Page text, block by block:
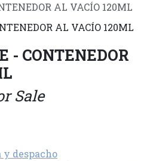
AL VACÍO 120ML
- CONTENEDOR
Sale
y despacho